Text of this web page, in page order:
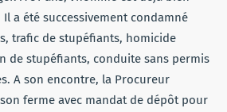
a été successivement condamné
trafic de stupéfiants, homicide
de stupéfiants, conduite sans permis
A son encontre, la Procureur
ferme avec mandat de dépôt pour